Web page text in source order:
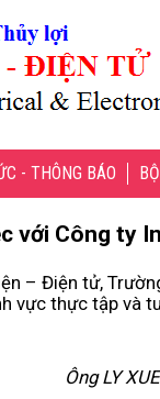
- THÔNG BÁO
với Công ty
– Điện tử,
vực thực tập và
Ông LY